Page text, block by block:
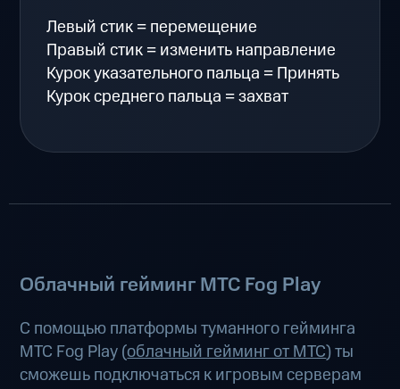
Левый стик = перемещение
Правый стик = изменить направление
Курок указательного пальца = Принять
Курок среднего пальца = захват
Облачный гейминг МТС Fog Play
С помощью платформы туманного гейминга
МТС Fog Play (облачный гейминг от МТС) ты
сможешь подключаться к игровым серверам